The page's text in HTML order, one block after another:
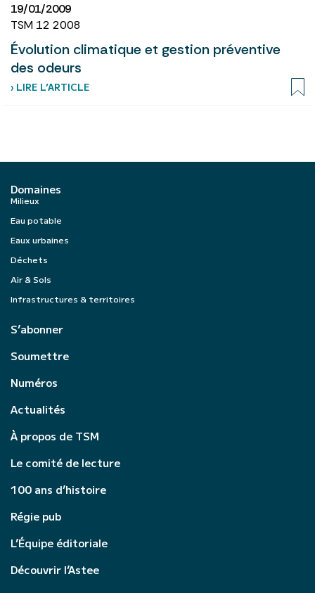
19/01/2009
TSM 12 2008
Évolution climatique et gestion préventive
des odeurs
› LIRE L’ARTICLE
Domaines
Milieux
Eau potable
Eaux urbaines
Déchets
Air & Sols
Infrastructures & territoires
S’abonner
Soumettre
Numéros
Actualités
À propos de TSM
Le comité de lecture
100 ans d’histoire
Régie pub
L’Équipe éditoriale
Découvrir l’Astee